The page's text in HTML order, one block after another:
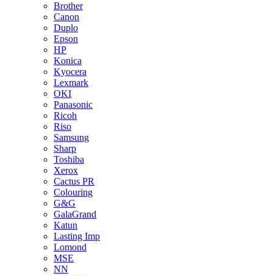
Brother
Canon
Duplo
Epson
HP
Konica
Kyocera
Lexmark
OKI
Panasonic
Ricoh
Riso
Samsung
Sharp
Toshiba
Xerox
Cactus PR
Colouring
G&G
GalaGrand
Katun
Lasting Imp
Lomond
MSE
NN